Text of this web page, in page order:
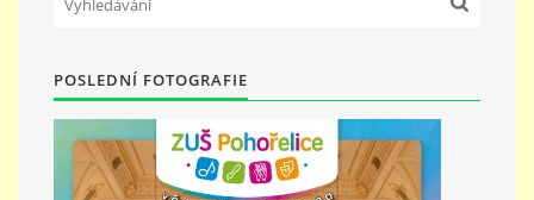
KURZY
KONTAKTY
PŘÍMĚSTSKÝ TÁBOR
POSLEDNÍ FOTOGRAFIE